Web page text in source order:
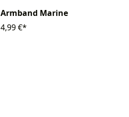
Armband Marine
4,99 €*